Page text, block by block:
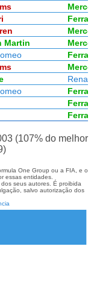
Martin
(107% do melhor
One Group ou a FIA, e o
essas entidades.
seus autores. É proibida
salvo autorização dos